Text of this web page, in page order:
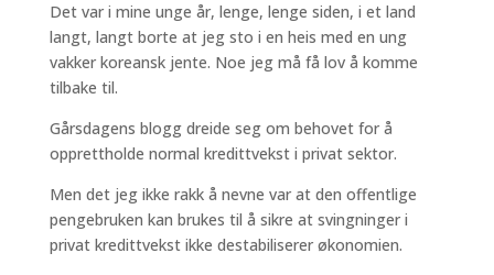
Det var i mine unge år, lenge, lenge siden, i et land
langt, langt borte at jeg sto i en heis med en ung
vakker koreansk jente. Noe jeg må få lov å komme
tilbake til.
Gårsdagens blogg dreide seg om behovet for å
opprettholde normal kredittvekst i privat sektor.
Men det jeg ikke rakk å nevne var at den offentlige
pengebruken kan brukes til å sikre at svingninger i
privat kredittvekst ikke destabiliserer økonomien.